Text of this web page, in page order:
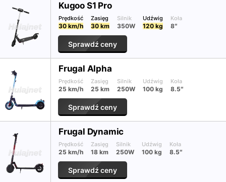
Kugoo S1 Pro
Prędkość
30 km/h
Zasięg
30 km
Silnik
350W
Udźwig
120 kg
Koła
8″
Sprawdź ceny
Frugal Alpha
Prędkość
25 km/h
Zasięg
25 km
Silnik
250W
Udźwig
100 kg
Koła
8.5″
Sprawdź ceny
Frugal Dynamic
Prędkość
25 km/h
Zasięg
18 km
Silnik
250W
Udźwig
100 kg
Koła
8.5″
Sprawdź ceny